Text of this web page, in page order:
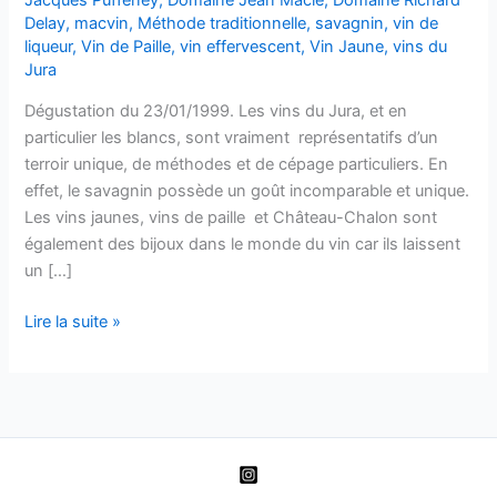
Delay, macvin, Méthode traditionnelle, savagnin,vin de
liqueur,Vin de Paille,vin effervescent,Vin Jaune,vins du
Jura
Dégustation du 23/01/1999. Les vins du Jura, et en
particulier les blancs, sont vraiment représentatifs d’un
terroir unique, de méthodes et de cépage particuliers. En
effet, le savagnin possède un goût incomparable et unique.
Les vins jaunes, vins de paille et Château-Chalon sont
également des bijoux dans le monde du vin car ils laissent
un […]
Les
Lire la suite »